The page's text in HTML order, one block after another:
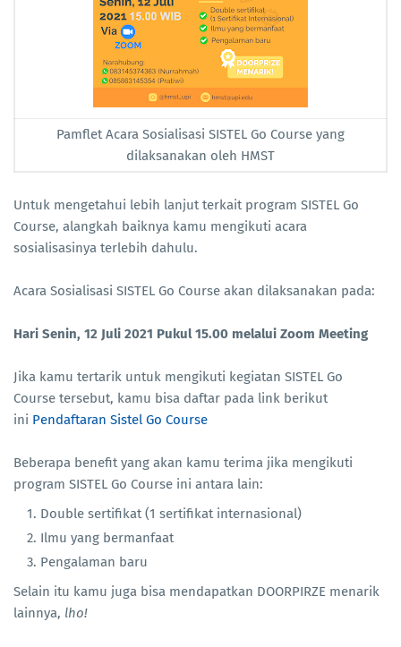
Pamflet Acara Sosialisasi SISTEL Go Course yang
dilaksanakan oleh HMST
Untuk mengetahui lebih lanjut terkait program SISTEL Go
Course, alangkah baiknya kamu mengikuti acara
sosialisasinya terlebih dahulu.
Acara Sosialisasi SISTEL Go Course akan dilaksanakan pada:
Hari Senin, 12 Juli 2021 Pukul 15.00 melalui Zoom Meeting
Jika kamu tertarik untuk mengikuti kegiatan SISTEL Go
Course tersebut, kamu bisa daftar pada link berikut
ini Pendaftaran Sistel Go Course
Beberapa benefit yang akan kamu terima jika mengikuti
program SISTEL Go Course ini antara lain:
Double sertifikat (1 sertifikat internasional)
Ilmu yang bermanfaat
Pengalaman baru
Selain itu kamu juga bisa mendapatkan DOORPIRZE menarik
lainnya, lho!